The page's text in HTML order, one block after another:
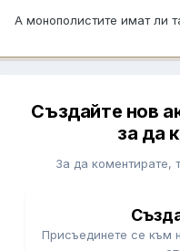
А монополистите имат ли
Създайте нов
за да
За да коментирате,
Присъединете се към